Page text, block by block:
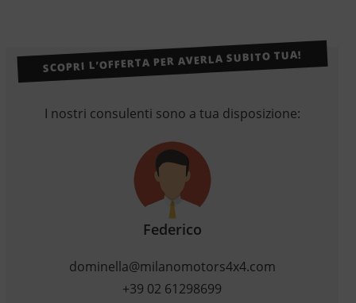
SCOPRI L’OFFERTA PER AVERLA SUBITO TUA!
I nostri consulenti sono a tua disposizione:
Federico
dominella@milanomotors4x4.com
+39 02 61298699